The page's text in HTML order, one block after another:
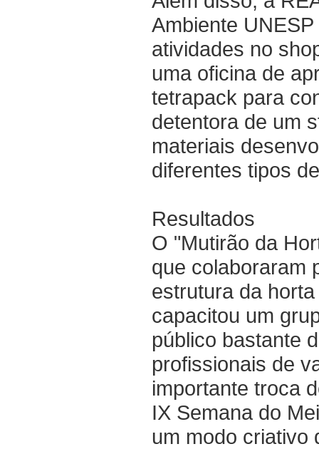
Ambiente
atividades no
uma oficina de
tetrapack para
detentora de um
materiais
diferentes tipos
Resultados
O "Mutirão da
que colaboraram
estrutura da
capacitou um
público bastante
profissionais de
importante troca
IX Semana do
um modo criativo